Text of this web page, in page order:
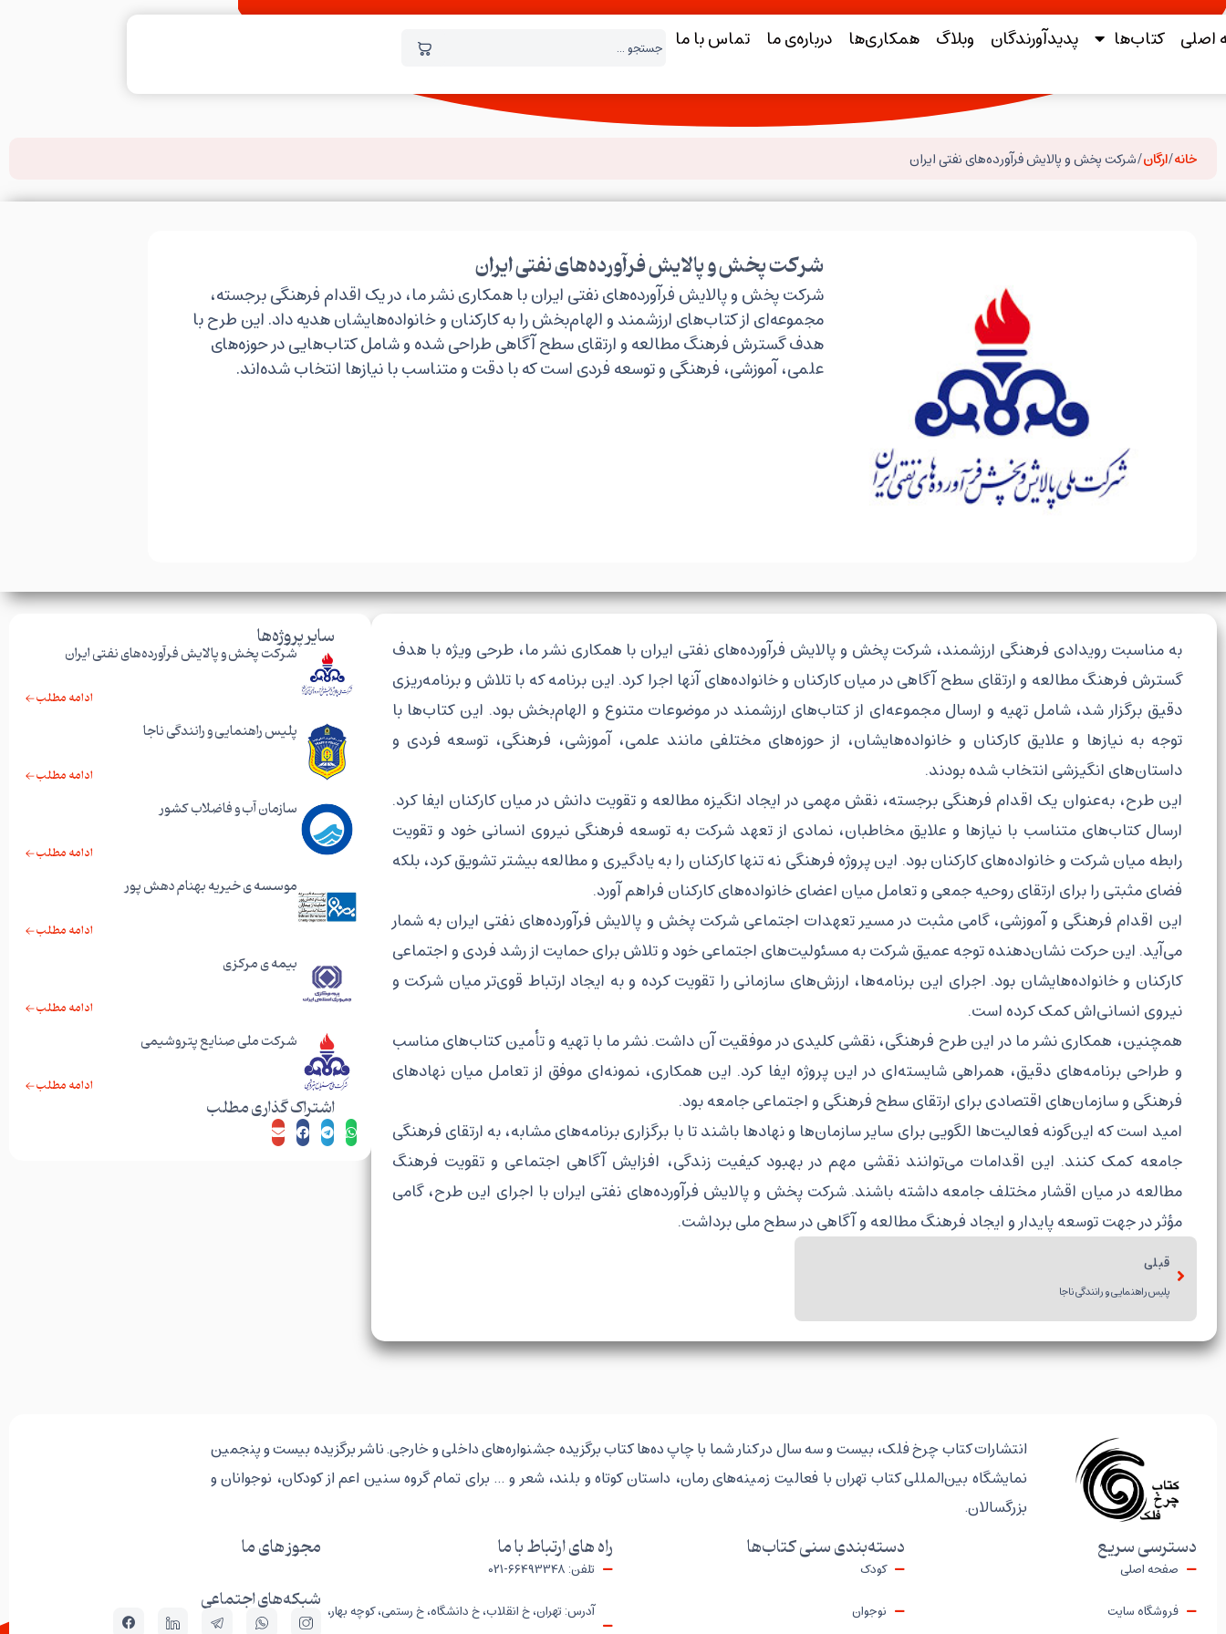
اصلی کتاب‌ها پدید‌آورندگان وبلاگ همکاری‌ها درباره‌ی ما تماس با ما
خانه/ارگان/ شرکت پخش و پالایش فرآورده‌های نفتی ایران
شرکت پخش و پالایش فرآورده‌های نفتی ایران
شرکت پخش و پالایش فرآورده‌های نفتی ایران با همکاری نشر ما، در یک اقدام فرهنگی برجسته،
مجموعه‌ای از کتاب‌های ارزشمند و الهام‌بخش را به کارکنان و خانواده‌هایشان هدیه داد. این طرح با
هدف گسترش فرهنگ مطالعه و ارتقای سطح آگاهی طراحی شده و شامل کتاب‌هایی در حوزه‌های
علمی، آموزشی، فرهنگی و توسعه فردی است که با دقت و متناسب با نیازها انتخاب شده‌اند.
به مناسبت رویدادی فرهنگی ارزشمند، شرکت پخش و پالایش فرآورده‌های نفتی ایران با همکاری نشر ما، طرحی ویژه با هدف
گسترش فرهنگ مطالعه و ارتقای سطح آگاهی در میان کارکنان و خانواده‌های آنها اجرا کرد. این برنامه که با تلاش و برنامه‌ریزی
دقیق برگزار شد، شامل تهیه و ارسال مجموعه‌ای از کتاب‌های ارزشمند در موضوعات متنوع و الهام‌بخش بود. این کتاب‌ها با
توجه به نیازها و علایق کارکنان و خانواده‌هایشان، از حوزه‌های مختلفی مانند علمی، آموزشی، فرهنگی، توسعه فردی و
داستان‌های انگیزشی انتخاب شده بودند.
این طرح، به‌عنوان یک اقدام فرهنگی برجسته، نقش مهمی در ایجاد انگیزه مطالعه و تقویت دانش در میان کارکنان ایفا کرد.
ارسال کتاب‌های متناسب با نیازها و علایق مخاطبان، نمادی از تعهد شرکت به توسعه فرهنگی نیروی انسانی خود و تقویت
رابطه میان شرکت و خانواده‌های کارکنان بود. این پروژه فرهنگی نه تنها کارکنان را به یادگیری و مطالعه بیشتر تشویق کرد، بلکه
فضای مثبتی را برای ارتقای روحیه جمعی و تعامل میان اعضای خانواده‌های کارکنان فراهم آورد.
این اقدام فرهنگی و آموزشی، گامی مثبت در مسیر تعهدات اجتماعی شرکت پخش و پالایش فرآورده‌های نفتی ایران به شمار
می‌آید. این حرکت نشان‌دهنده توجه عمیق شرکت به مسئولیت‌های اجتماعی خود و تلاش برای حمایت از رشد فردی و اجتماعی
کارکنان و خانواده‌هایشان بود. اجرای این برنامه‌ها، ارزش‌های سازمانی را تقویت کرده و به ایجاد ارتباط قوی‌تر میان شرکت و
نیروی انسانی‌اش کمک کرده است.
همچنین، همکاری نشر ما در این طرح فرهنگی، نقشی کلیدی در موفقیت آن داشت. نشر ما با تهیه و تأمین کتاب‌های مناسب
و طراحی برنامه‌های دقیق، همراهی شایسته‌ای در این پروژه ایفا کرد. این همکاری، نمونه‌ای موفق از تعامل میان نهادهای
فرهنگی و سازمان‌های اقتصادی برای ارتقای سطح فرهنگی و اجتماعی جامعه بود.
امید است که این‌گونه فعالیت‌ها الگویی برای سایر سازمان‌ها و نهادها باشند تا با برگزاری برنامه‌های مشابه، به ارتقای فرهنگی
جامعه کمک کنند. این اقدامات می‌توانند نقشی مهم در بهبود کیفیت زندگی، افزایش آگاهی اجتماعی و تقویت فرهنگ
مطالعه در میان اقشار مختلف جامعه داشته باشند. شرکت پخش و پالایش فرآورده‌های نفتی ایران با اجرای این طرح، گامی
مؤثر در جهت توسعه پایدار و ایجاد فرهنگ مطالعه و آگاهی در سطح ملی برداشت.
قبلی
پلیس راهنمایی و رانندگی ناجا
سایر پروژه‌ها
شرکت پخش و پالایش فرآورده‌های نفتی ایران
ادامه مطلب
پلیس راهنمایی و رانندگی ناجا
ادامه مطلب
سازمان آب و فاضلاب کشور
ادامه مطلب
موسسه ی خیریه بهنام دهش پور
ادامه مطلب
بیمه ی مرکزی
ادامه مطلب
شرکت ملی صنایع پتروشیمی
ادامه مطلب
اشتراک گذاری مطلب
انتشارات کتاب چرخ فلک، بیست و سه سال در کنار شما با چاپ ده‌ها کتاب برگزیده جشنواره‌های داخلی و خارجی. ناشر برگزیده بیست و پنجمین
نمایشگاه بین‌المللی کتاب تهران با فعالیت زمینه‌های رمان، داستان کوتاه و بلند، شعر و … برای تمام گروه سنین اعم از کودکان، نوجوانان و
بزرگسالان.
دسترسی سریع
صفحه اصلی
فروشگاه سایت
دسته‌بندی سنی کتاب‌ها
کودک
نوجوان
راه های ارتباط با ما
تلفن: 66493348-021
آدرس: تهران، خ انقلاب، خ دانشگاه، خ رستمی، کوچه بهار،
مجوز های ما
شبکه‌های اجتماعی